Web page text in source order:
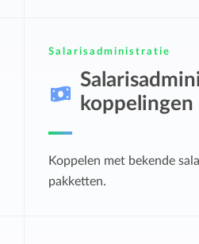
Salarisadministratie
koppelingen
Koppelen met bekende
pakketten.